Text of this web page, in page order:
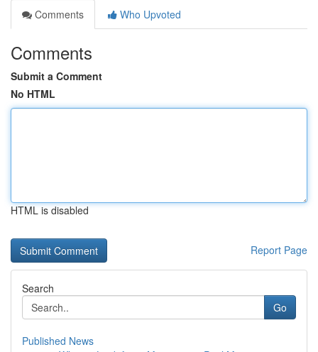
Comments
Who Upvoted
Comments
Submit a Comment
No HTML
HTML is disabled
Report Page
Search
Go
Published News